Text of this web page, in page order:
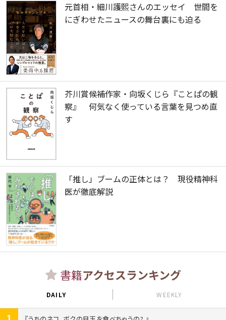
元首相・細川護熙さんのエッセイ 世間を
にぎわせたニュースの舞台裏にも迫る
芥川賞候補作家・向坂くじら『ことぱの観
察』 何気なく使っている言葉を見つめ直
す
「推し」ブームの正体とは？ 現役精神科
医が徹底解説
書籍アクセスランキング
DAILY WEEKLY